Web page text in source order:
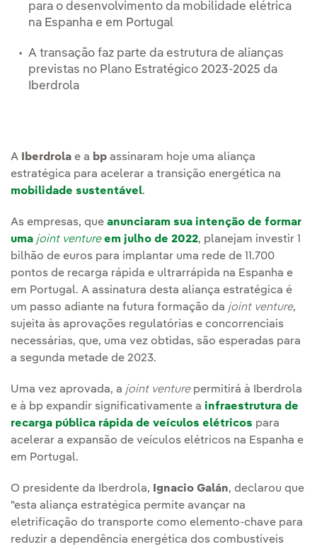
para o desenvolvimento da mobilidade elétrica
na Espanha e em Portugal
A transação faz parte da estrutura de alianças
previstas no Plano Estratégico 2023-2025 da
Iberdrola
A Iberdrola e a bp assinaram hoje uma aliança
estratégica para acelerar a transição energética na
mobilidade sustentável.
As empresas, que anunciaram sua intenção de formar
uma joint ventureem julho de 2022, planejam investir 1
bilhão de euros para implantar uma rede de 11.700
pontos de recarga rápida e ultrarrápida na Espanha e
em Portugal. A assinatura desta aliança estratégica é
um passo adiante na futura formação da joint venture,
sujeita às aprovações regulatórias e concorrenciais
necessárias, que, uma vez obtidas, são esperadas para
a segunda metade de 2023.
Uma vez aprovada, a joint venturepermitirá à Iberdrola
e à bp expandir significativamente a infraestrutura de
recarga pública rápida de veículos elétricos para
acelerar a expansão de veículos elétricos na Espanha e
em Portugal.
O presidente da Iberdrola, Ignacio Galán, declarou que
"esta aliança estratégica permite avançar na
eletrificação do transporte como elemento-chave para
reduzir a dependência energética dos combustíveis